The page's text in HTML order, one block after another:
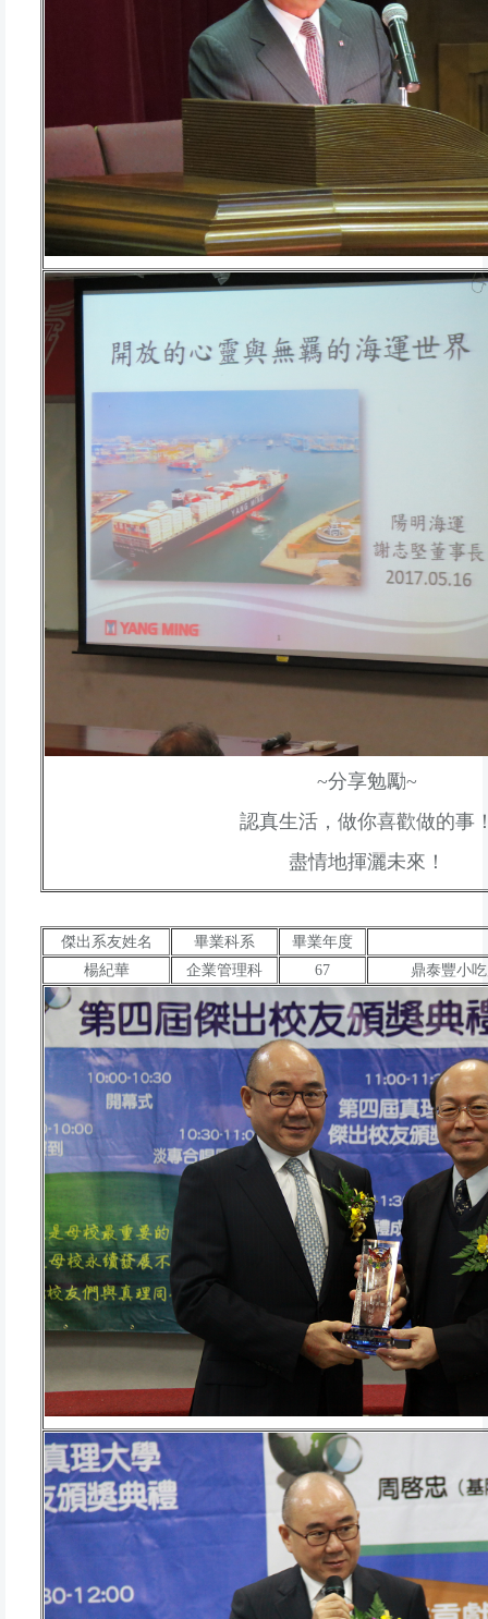
~分享勉勵~
認真生活，做你喜歡做的事
盡情地揮灑未來！
傑出系友姓名 畢業科系
畢業年度
楊紀華
企業管理科 67 鼎泰豐小